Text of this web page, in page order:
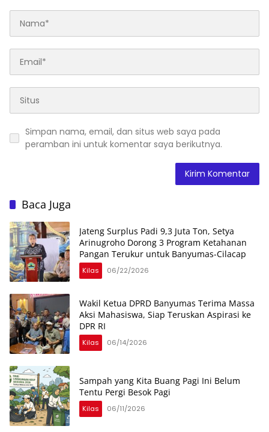
Simpan nama, email, dan situs web saya pada
peramban ini untuk komentar saya berikutnya.
Baca Juga
Jateng Surplus Padi 9,3 Juta Ton, Setya
Arinugroho Dorong 3 Program Ketahanan
Pangan Terukur untuk Banyumas-Cilacap
Kilas 06/22/2026
Wakil Ketua DPRD Banyumas Terima Massa
Aksi Mahasiswa, Siap Teruskan Aspirasi ke
DPR RI
Kilas 06/14/2026
Sampah yang Kita Buang Pagi Ini Belum
Tentu Pergi Besok Pagi
Kilas 06/11/2026